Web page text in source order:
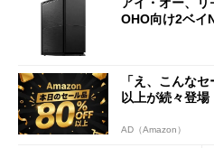
OHO向け2ベイ
「え、こんな
以上が続々登
AD（Amazon）